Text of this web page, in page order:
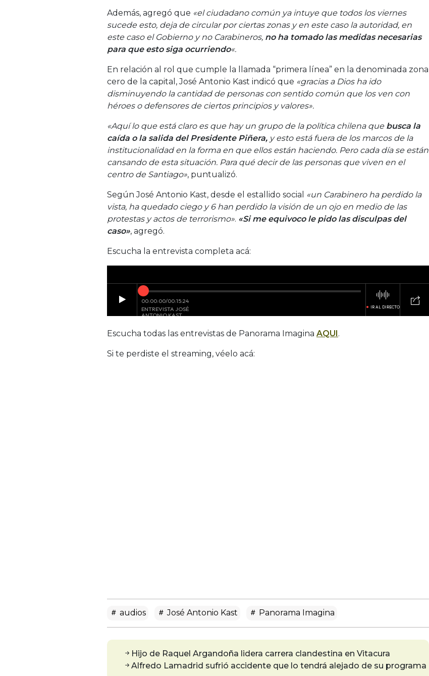
Además, agregó que «el ciudadano común ya intuye que todos los viernes
sucede esto, deja de circular por ciertas zonas y en este caso la autoridad, en
este caso el Gobierno y no Carabineros, no ha tomado las medidas necesarias
para que esto siga ocurriendo«.
En relación al rol que cumple la llamada “primera línea” en la denominada zona
cero de la capital, José Antonio Kast indicó que «gracias a Dios ha ido
disminuyendo la cantidad de personas con sentido común que los ven con
héroes o defensores de ciertos principios y valores».
«Aquí lo que está claro es que hay un grupo de la política chilena que busca la
caída o la salida del Presidente Piñera, y esto está fuera de los marcos de la
institucionalidad en la forma en que ellos están haciendo. Pero cada día se están
cansando de esta situación. Para qué decir de las personas que viven en el
centro de Santiago», puntualizó.
Según José Antonio Kast, desde el estallido social
«un Carabinero ha perdido la
vista, ha quedado ciego y 6 han perdido la visión de un ojo en medio de las
protestas y actos de terrorismo». «Si me equivoco le pido las disculpas del
caso», agregó.
Escucha la entrevista completa acá:
Escucha todas las entrevistas de Panorama Imagina AQUI .
Si te perdiste el streaming, véelo acá:
audios José Antonio Kast Panorama Imagina
Hijo de Raquel Argandoña lidera carrera clandestina en Vitacura
Alfredo Lamadrid sufrió accidente que lo tendrá alejado de su programa